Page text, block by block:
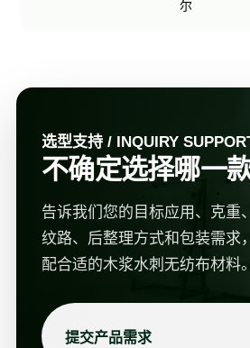
尔
选型支持 / INQUIRY
不确定选择哪一
告诉我们您的目标应用、克重
纹路、后整理方式和包装需求
配合适的木浆水刺无纺布材料。
提交产品需求